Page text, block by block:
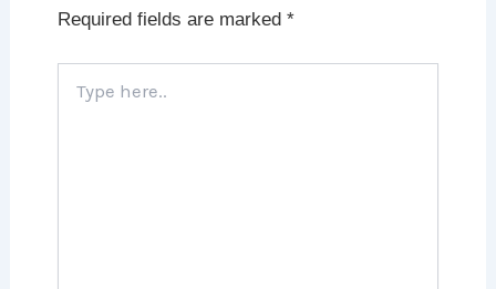
Required fields are marked *
here..